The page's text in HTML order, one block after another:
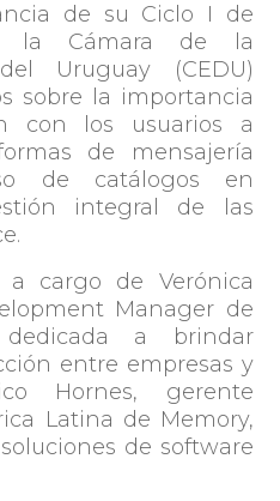
de su Ciclo I de
la Cámara de la
Uruguay (CEDU)
sobre la importancia
con los usuarios a
de mensajería
de catálogos en
integral de las
a cargo de Verónica
Manager de
a brindar
entre empresas y
Hornes, gerente
Latina de Memory,
de software